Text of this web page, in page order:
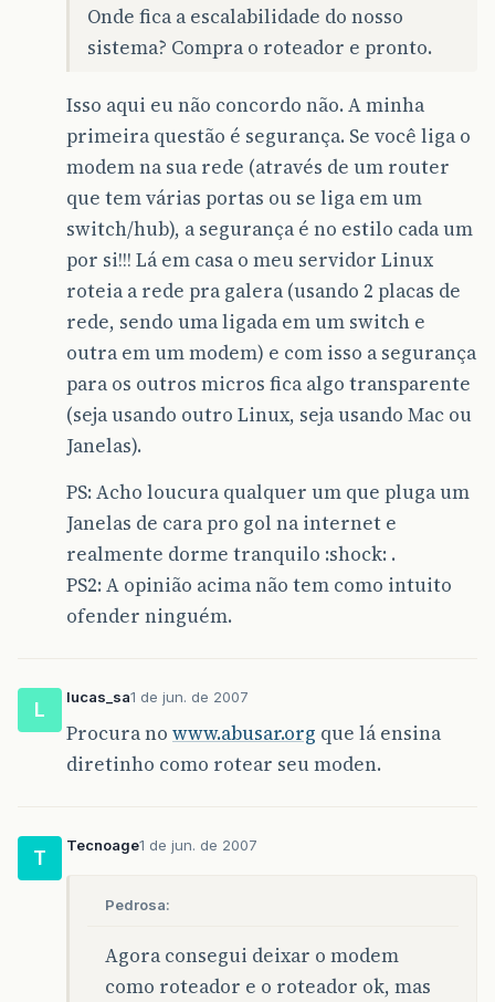
Onde fica a escalabilidade do nosso
sistema? Compra o roteador e pronto.
Isso aqui eu não concordo não. A minha
primeira questão é segurança. Se você liga o
modem na sua rede (através de um router
que tem várias portas ou se liga em um
switch/hub), a segurança é no estilo cada um
por si!!! Lá em casa o meu servidor Linux
roteia a rede pra galera (usando 2 placas de
rede, sendo uma ligada em um switch e
outra em um modem) e com isso a segurança
para os outros micros fica algo transparente
(seja usando outro Linux, seja usando Mac ou
Janelas).
PS: Acho loucura qualquer um que pluga um
Janelas de cara pro gol na internet e
realmente dorme tranquilo :shock: .
PS2: A opinião acima não tem como intuito
ofender ninguém.
L
lucas_sa1 de jun. de 2007
Procura no www.abusar.org que lá ensina
diretinho como rotear seu moden.
T
Tecnoage1 de jun. de 2007
Pedrosa:
Agora consegui deixar o modem
como roteador e o roteador ok, mas